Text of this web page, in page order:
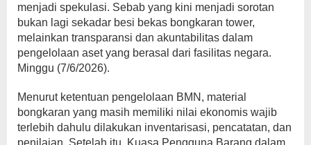
menjadi spekulasi. Sebab yang kini menjadi sorotan
bukan lagi sekadar besi bekas bongkaran tower,
melainkan transparansi dan akuntabilitas dalam
pengelolaan aset yang berasal dari fasilitas negara.
Minggu (7/6/2026).
Menurut ketentuan pengelolaan BMN, material
bongkaran yang masih memiliki nilai ekonomis wajib
terlebih dahulu dilakukan inventarisasi, pencatatan, dan
penilaian. Setelah itu, Kuasa Pengguna Barang dalam